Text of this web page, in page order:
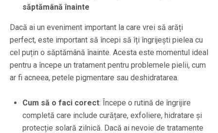
săptămână înainte
Dacă ai un eveniment important la care vrei să arăți
perfect, este important să începi să îți îngrijești pielea cu
cel puțin o săptămână înainte. Acesta este momentul ideal
pentru a începe un tratament pentru problemele pielii, cum
ar fi acneea, petele pigmentare sau deshidratarea.
Cum să o faci corect: Începe o rutină de îngrijire
completă care include curățare, exfoliere, hidratare și
protecție solară zilnică. Dacă ai nevoie de tratamente